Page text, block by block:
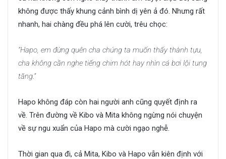
không được thấy khung cảnh bình dị yên ả đó. Nhưng rất
nhanh, hai chàng đều phá lên cười, trêu chọc:
“Hapo, em đừng quên cha chúng ta muốn thấy thành tựu,
cha không cần nghe tiếng chim hót hay nhìn cá bơi lội tung
tăng.”
Hapo không đáp còn hai người anh cũng quyết định ra
về. Trên đường về Kibo và Mita không ngừng nói chuyện
về sự ngu xuẩn của Hapo mà cười ngạo nghễ.
Thời gian qua đi, cả Mita, Kibo và Hapo vẫn kiên định với